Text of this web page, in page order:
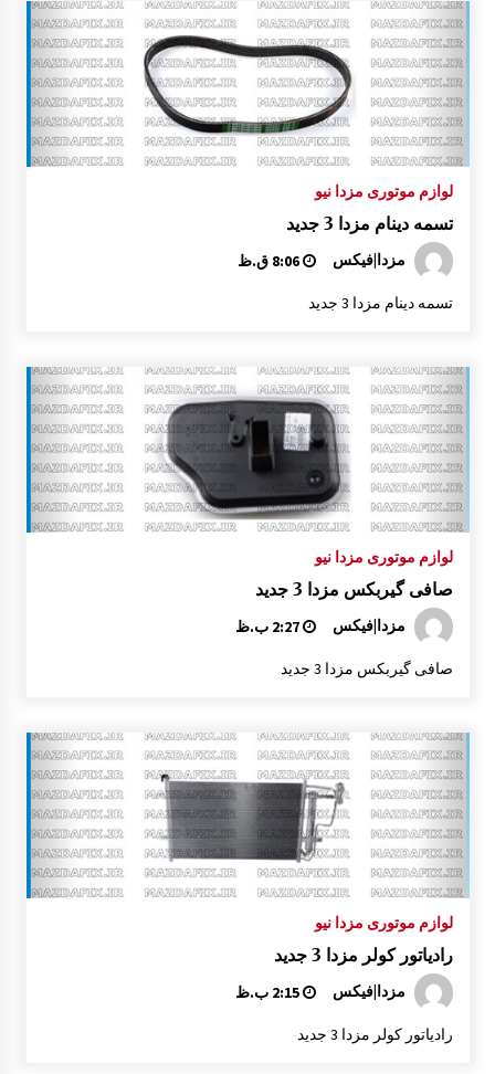
پایه قفل درب موتور مزدا 323 GLX , FL
1:20 ب.ظ
درب مزدا 323 GLX , FL
10:31 ق.ظ
پمپ کنترل قفل درب مزدا 323 GLX , FL
درب صندوق عقب مزدا 323 GLX , FL
10:37 ق.ظ
سردنده مزدا 323 GLX , FL
8:21 ق.ظ
جلو پنجره مزدا 323 GLX , FL
آرم نوشته “323” صندوق عقب مزدا 323 GLX , FL
1:29 ب.ظ
آرم لیور دنده مزدا 323 GLX , FL
12:50 ب.ظ
نمدی سقف مزدا 323 GLX , FL
12:27 ب.ظ
گلگیر عقب مزدا 323 GLX , FL
لوازم موتوری مزدا نیو
تسمه دینام مزدا 3 جدید
مزدا|فیکس 8:06 ق.ظ
تسمه دینام مزدا 3 جدید
لوازم موتوری مزدا نیو
صافی گیربکس مزدا 3 جدید
مزدا|فیکس 2:27 ب.ظ
صافی گیربکس مزدا 3 جدید
لوازم موتوری مزدا نیو
رادیاتور کولر مزدا 3 جدید
مزدا|فیکس 2:15 ب.ظ
رادیاتور کولر مزدا 3 جدید